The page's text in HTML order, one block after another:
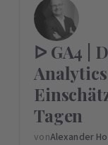
ᐅ GA4 |
Tagen
vonAlexander